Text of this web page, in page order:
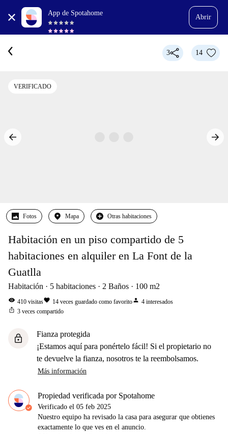
App de Spotahome
Abrir
3 14
VERIFICADO
Fotos Mapa Otras habitaciones
Habitación en un piso compartido de 5
habitaciones en alquiler en La Font de la
Guatlla
Habitación 5 habitaciones 2 Baños 100 m2
visibility 410 visitasfavorite 14 veces guardado como favoritoperson 4 interesados
ios_share 3 veces compartido
lock
Fianza protegida
¡Estamos aquí para ponértelo fácil! Si el propietario no
te devuelve la fianza, nosotros te la reembolsamos.
Más información
Propiedad verificada por Spotahome
Verificado el 05 feb 2025
Nuestro equipo ha revisado la casa para asegurar que obtienes
exactamente lo que ves en el anuncio.